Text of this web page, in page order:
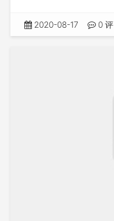
2020-08-17 0 评